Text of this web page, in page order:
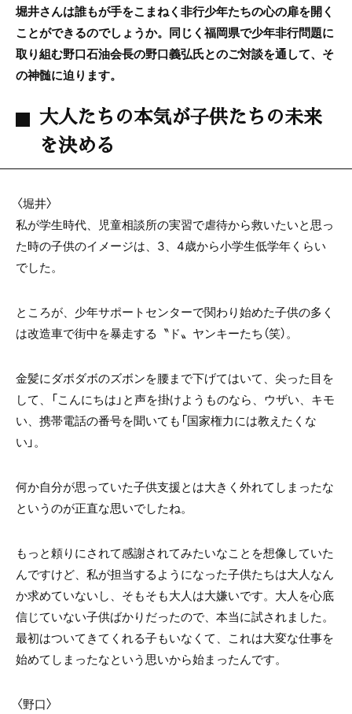
堀井さんは誰もが手をこまねく非行少年たちの心の扉を開く
ことができるのでしょうか。同じく福岡県で少年非行問題に
取り組む野口石油会長の野口義弘氏とのご対談を通して、そ
の神髄に迫ります。
大人たちの本気が子供たちの未来
を決める
〈堀井〉
私が学生時代、児童相談所の実習で虐待から救いたいと思っ
た時の子供のイメージは、3、4歳から小学生低学年くらい
でした。
ところが、少年サポートセンターで関わり始めた子供の多く
は改造車で街中を暴走する〝ド〟ヤンキーたち（笑）。
金髪にダボダボのズボンを腰まで下げてはいて、尖った目を
して、「こんにちは」と声を掛けようものなら、ウザい、キモ
い、携帯電話の番号を聞いても「国家権力には教えたくな
い」。
何か自分が思っていた子供支援とは大きく外れてしまったな
というのが正直な思いでしたね。
もっと頼りにされて感謝されてみたいなことを想像していた
んですけど、私が担当するようになった子供たちは大人なん
か求めていないし、そもそも大人は大嫌いです。大人を心底
信じていない子供ばかりだったので、本当に試されました。
最初はついてきてくれる子もいなくて、これは大変な仕事を
始めてしまったなという思いから始まったんです。
〈野口〉